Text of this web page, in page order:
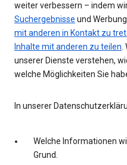
weiter verbessern – indem
Suchergebnisse und
mit anderen in Kontakt zu
Inhalte mit anderen zu teilen.
unserer Dienste verstehen,
welche Möglichkeiten Sie
In unserer
Welche Informationen
Grund.